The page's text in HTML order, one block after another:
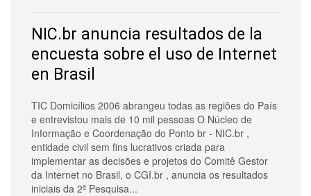
NIC.br anuncia resultados de la
encuesta sobre el uso de Internet
en Brasil
TIC Domicílios 2006 abrangeu todas as regiões do País
e entrevistou mais de 10 mil pessoas O Núcleo de
Informação e Coordenação do Ponto br - NIC.br ,
entidade civil sem fins lucrativos criada para
implementar as decisões e projetos do Comitê Gestor
da Internet no Brasil, o CGI.br , anuncia os resultados
iniciais da 2ª Pesquisa...